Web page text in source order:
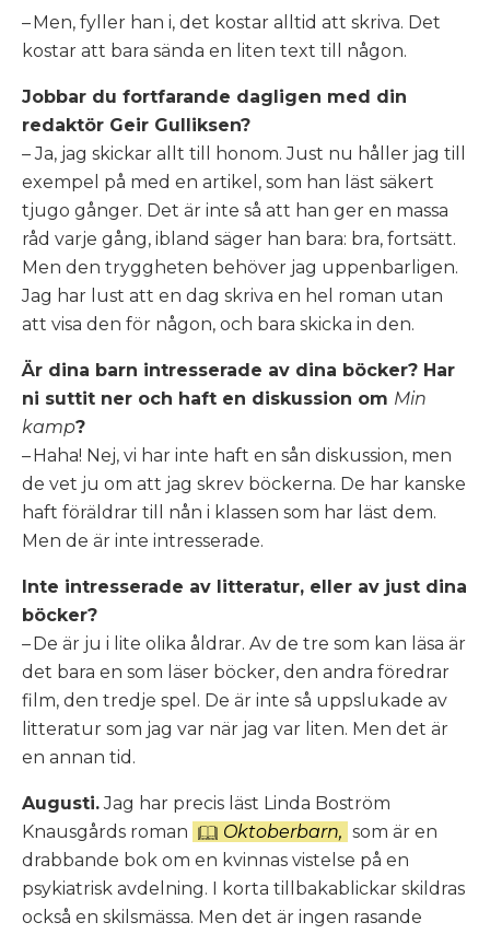
– Men, fyller han i, det kostar alltid att skriva. Det
kostar att bara sända en liten text till någon.
Jobbar du fortfarande dagligen med din
redaktör Geir Gulliksen?
– Ja, jag skickar allt till honom. Just nu håller jag till
exempel på med en artikel, som han läst säkert
tjugo gånger. Det är inte så att han ger en massa
råd varje gång, ibland säger han bara: bra, fortsätt.
Men den tryggheten behöver jag uppenbarligen.
Jag har lust att en dag skriva en hel roman utan
att visa den för någon, och bara skicka in den.
Är dina barn intresserade av dina böcker? Har
ni suttit ner och haft en diskussion om Min
kamp?
– Haha! Nej, vi har inte haft en sån diskussion, men
de vet ju om att jag skrev böckerna. De har kanske
haft föräldrar till nån i klassen som har läst dem.
Men de är inte intresserade.
Inte intresserade av litteratur, eller av just dina
böcker?
– De är ju i lite olika åldrar. Av de tre som kan läsa är
det bara en som läser böcker, den andra föredrar
film, den tredje spel. De är inte så uppslukade av
litteratur som jag var när jag var liten. Men det är
en annan tid.
Augusti.Jag har precis läst Linda Boström
Knausgårds roman
Oktoberbarn, som är en
drabbande bok om en kvinnas vistelse på en
psykiatrisk avdelning. I korta tillbakablickar skildras
också en skilsmässa. Men det är ingen rasande